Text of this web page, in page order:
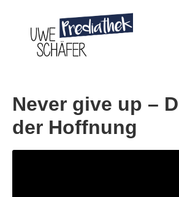
content
Never give up –
der Hoffnung